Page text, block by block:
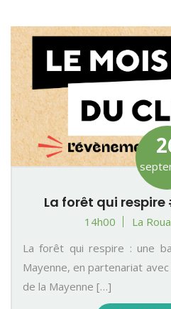
La forêt qui
14h00
La
La forêt qui respire : une
Mayenne, en partenariat
de la Mayenne […]